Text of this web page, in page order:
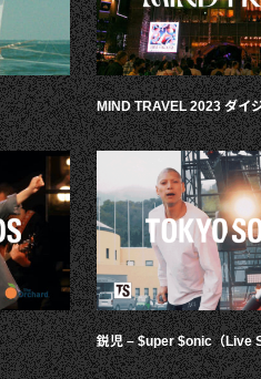
MIND TRAVEL 2023 ダイ
鋭児 – $uper $onic（Live